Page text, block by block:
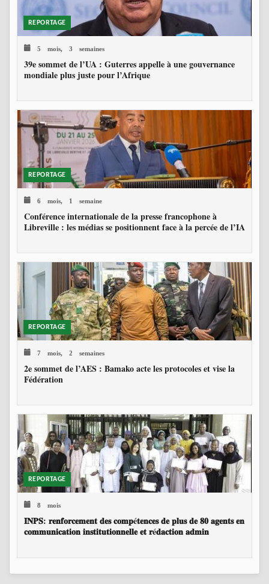
REPORTAGE
5 mois, 3 semaines
39e sommet de l’UA : Guterres appelle à une gouvernance
mondiale plus juste pour l’Afrique
REPORTAGE
6 mois, 1 semaine
Conférence internationale de la presse francophone à
Libreville : les médias se positionnent face à la percée de l’IA
REPORTAGE
7 mois, 2 semaines
2e sommet de l’AES : Bamako acte les protocoles et vise la
Fédération
REPORTAGE
8 mois
𝐈𝐍𝐏𝐒: 𝐫𝐞𝐧𝐟𝐨𝐫𝐜𝐞𝐦𝐞𝐧𝐭 𝐝𝐞𝐬 𝐜𝐨𝐦𝐩é𝐭𝐞𝐧𝐜𝐞𝐬 𝐝𝐞 𝐩𝐥𝐮𝐬 𝐝𝐞 𝟖𝟎 𝐚𝐠𝐞𝐧𝐭𝐬 𝐞𝐧
𝐜𝐨𝐦𝐦𝐮𝐧𝐢𝐜𝐚𝐭𝐢𝐨𝐧 𝐢𝐧𝐬𝐭𝐢𝐭𝐮𝐭𝐢𝐨𝐧𝐧𝐞𝐥𝐥𝐞 𝐞𝐭 𝐫é𝐝𝐚𝐜𝐭𝐢𝐨𝐧 𝐚𝐝𝐦𝐢𝐧